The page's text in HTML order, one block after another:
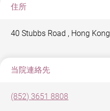
住所
40 Stubbs Road , Hong Kong
当院連絡先
(852) 3651 8808